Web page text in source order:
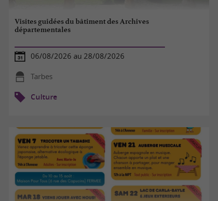
Visites guidées du bâtiment des Archives
départementales
06/08/2026 au 28/08/2026
Tarbes
Culture